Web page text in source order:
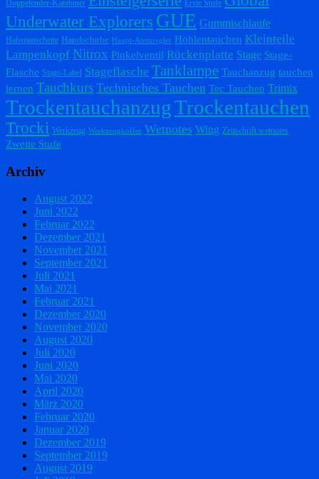
Doppelender-Karabiner Erste Stufe
Underwater Explorers GUE Gummischlaufe
Halsmanschette Handschuhe Haupt-Atemregler Höhlentauchen Kleinteile
Lampenkopf Nitrox Pinkelventil Rückenplatte Stage Stage-
Flasche Stage-Label Stageflasche Tanklampe Tauchanzug tauchen
lernen Tauchkurs Technisches Tauchen Tec Tauchen Trimix
TrockentauchanzugTrockentauchen
Trocki Werkzeug Werkzeugkoffer Wetnotes Wing Zeitschrift wetnotes
Zweite Stufe
Archiv
August 2022
Juni 2022
Februar 2022
Dezember 2021
November 2021
September 2021
Juli 2021
Mai 2021
Februar 2021
Dezember 2020
November 2020
August 2020
Juli 2020
Juni 2020
Mai 2020
April 2020
März 2020
Februar 2020
Januar 2020
Dezember 2019
September 2019
August 2019